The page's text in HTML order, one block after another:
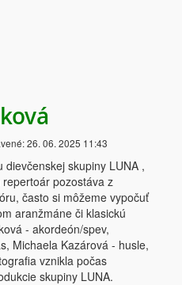
26. 06. 2025 11:43
dievčenskej skupiny LUNA ,
pozostáva z
často si môžeme vypočuť
aranžmáne či klasickú
- akordeón/spev,
Michaela Kazárová - husle,
vznikla počas
skupiny LUNA.